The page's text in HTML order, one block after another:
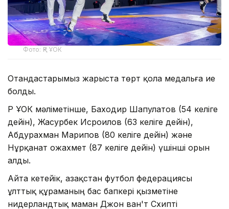
Фото: ҚР ҰОК
Отандастарымыз жарыста төрт қола медальға ие
болды.
ҚР ҰОК мәліметінше, Баходир Шапулатов (54 келіге
дейін), Жасурбек Исроилов (63 келіге дейін),
Абдурахман Марипов (80 келіге дейін) және
Нұрқанат Қожахмет (87 келіге дейін) үшінші орын
алды.
Айта кетейік, Қазақстан футбол федерациясы
ұлттық құраманың бас бапкері қызметіне
нидерландтық маман Джон ван'т Схипті